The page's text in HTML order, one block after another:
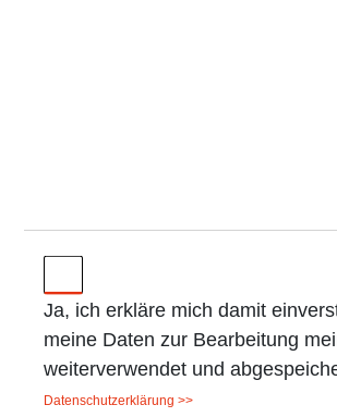
Ja, ich erkläre mich damit
meine Daten zur Bearbeitung
weiterverwendet und
Datenschutzerklärung >>